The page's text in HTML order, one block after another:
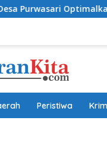
Potensi Lokal,
Peristiwa